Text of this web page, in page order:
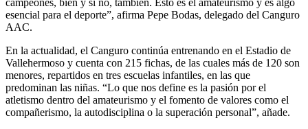
campeones, bien y si no, también. Esto es el amateurismo y es algo
esencial para el deporte”, afirma Pepe Bodas, delegado del Canguro
AAC.
En la actualidad, el Canguro continúa entrenando en el Estadio de
Vallehermoso y cuenta con 215 fichas, de las cuales más de 120 son
menores, repartidos en tres escuelas infantiles, en las que
predominan las niñas. “Lo que nos define es la pasión por el
atletismo dentro del amateurismo y el fomento de valores como el
compañerismo, la autodisciplina o la superación personal”, añade.